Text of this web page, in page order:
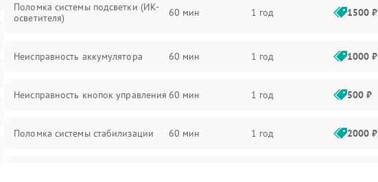
Поломка системы подсветки (ИК-
осветителя)
60 мин 1 год 1500 ₽
Неисправность аккумулятора 60 мин 1 год 1000 ₽
Неисправность кнопок управления 60 мин 1 год 500 ₽
Поломка системы стабилизации 60 мин 1 год 2000 ₽